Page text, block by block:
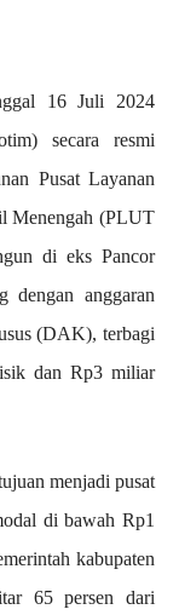
16 Juli 2024
secara resmi
Pusat Layanan
Menengah (PLUT
di eks Pancor
anggaran
(DAK), terbagi
dan Rp3 miliar
menjadi pusat
di bawah Rp1
kabupaten
65 persen dari